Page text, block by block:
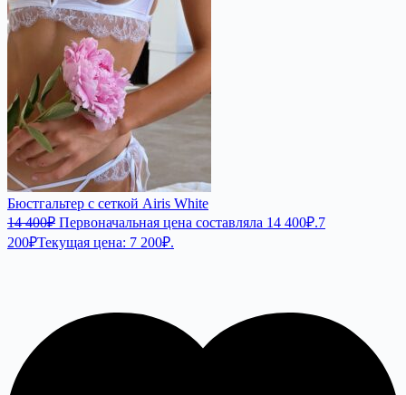
Бюстгальтер с сеткой Airis White
14 400₽ Первоначальная цена составляла 14 400₽.7
200₽Текущая цена: 7 200₽.